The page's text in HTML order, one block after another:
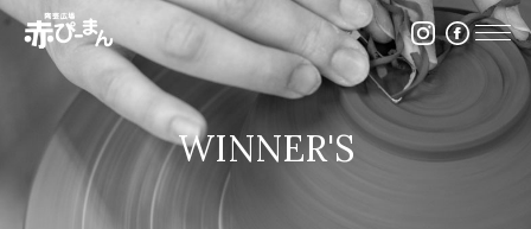
イベント・出張陶芸・体験陶芸は福岡市の陶芸教室赤
WINNER'S